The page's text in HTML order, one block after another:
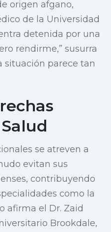
origen afgano,
de la Universidad
detenida por una
rendirme,” susurra
situación parece tan
se atreven a
evitan sus
contribuyendo
como la
afirma el Dr. Zaid
Brookdale,